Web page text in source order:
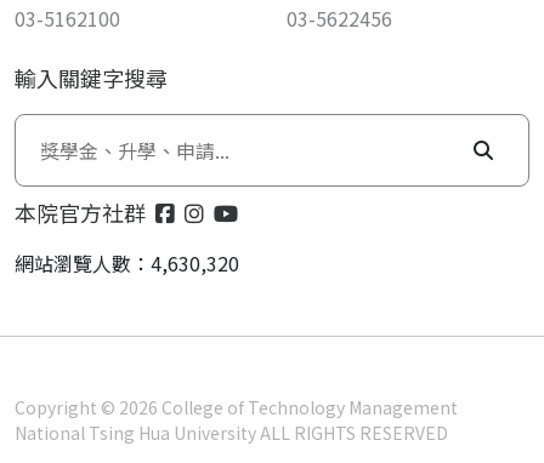
03-5162100 03-5622456
輸入關鍵字搜尋
本院官方社群
網站瀏覽人數：4,630,320
Copyright © 2026 College of Technology Management
National Tsing Hua University ALL RIGHTS RESERVED